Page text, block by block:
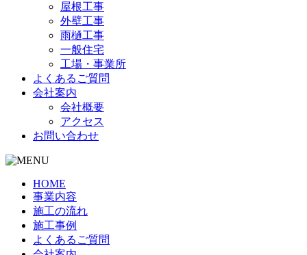
屋根工事
外壁工事
雨樋工事
一般住宅
工場・事業所
よくあるご質問
会社案内
会社概要
アクセス
お問い合わせ
HOME
事業内容
施工の流れ
施工事例
よくあるご質問